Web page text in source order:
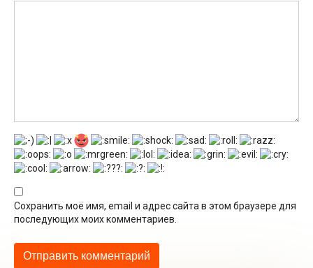
Сохранить моё имя, email и адрес сайта в этом браузере для
последующих моих комментариев.